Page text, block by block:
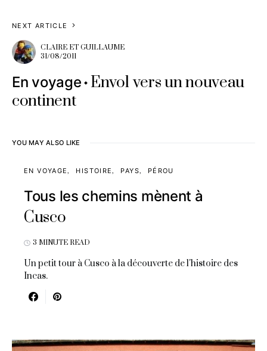
NEXT ARTICLE
CLAIRE ET GUILLAUME
31/08/2011
En voyage Envol vers un nouveau
continent
YOU MAY ALSO LIKE
EN VOYAGE HISTOIRE PAYS PÉROU
Tous les chemins mènent à
Cusco
3 MINUTE READ
Un petit tour à Cusco à la découverte de l'histoire des
Incas.